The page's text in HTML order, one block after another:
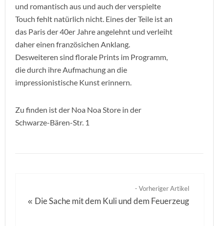
und romantisch aus und auch der verspielte
Touch fehlt natürlich nicht. Eines der Teile ist an
das Paris der 40er Jahre angelehnt und verleiht
daher einen französichen Anklang.
Desweiteren sind florale Prints im Programm,
die durch ihre Aufmachung an die
impressionistische Kunst erinnern.
Zu finden ist der Noa Noa Store in der
Schwarze-Bären-Str. 1
- Vorheriger Artikel
« Die Sache mit dem Kuli und dem Feuerzeug